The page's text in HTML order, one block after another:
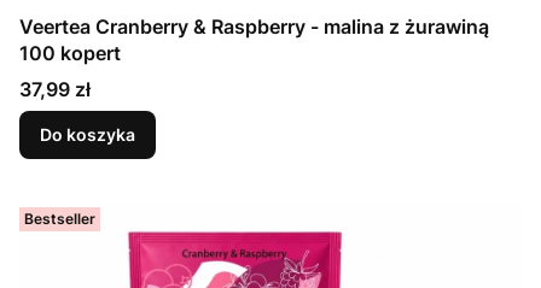
Veertea Cranberry & Raspberry - malina z żurawiną
100 kopert
Cena
37,99 zł
Do koszyka
Bestseller